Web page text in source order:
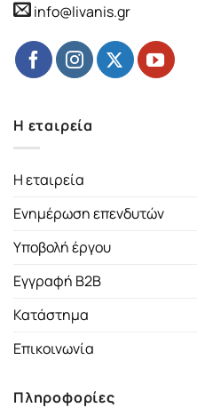
info@livanis.gr
Η εταιρεία
Η εταιρεία
Ενημέρωση επενδυτών
Υποβολή έργου
Εγγραφή B2B
Κατάστημα
Επικοινωνία
Πληροφορίες